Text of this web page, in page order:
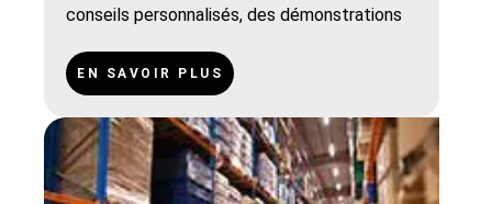
conseils personnalisés, des démonstrations
entreprise. Qu'il s'agisse d'impression textile,
de sublimation ou de technique publicitaire,
venez découvrir nos solutions directement
sur place.
EN SAVOIR PLUS